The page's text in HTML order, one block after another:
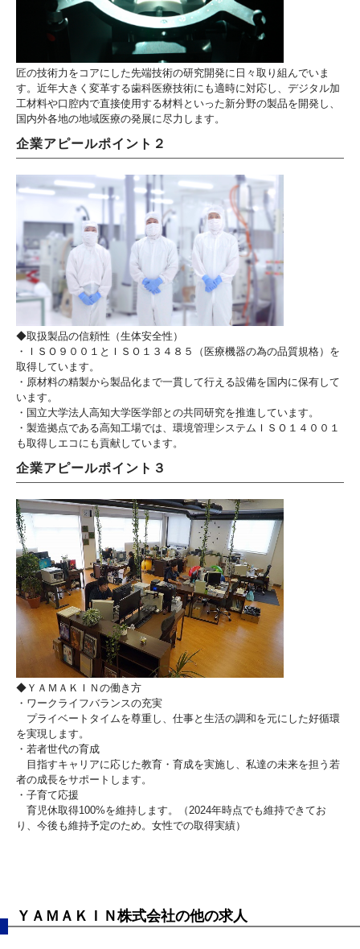
匠の技術力をコアにした先端技術の研究開発に日々取り組んでいま
す。近年大きく変革する歯科医療技術にも適時に対応し、デジタル加
工材料や口腔内で直接使用する材料といった新分野の製品を開発し、
国内外各地の地域医療の発展に尽力します。
企業アピールポイント２
◆取扱製品の信頼性（生体安全性）
・ＩＳＯ９００１とＩＳＯ１３４８５（医療機器の為の品質規格）を
取得しています。
・原材料の精製から製品化まで一貫して行える設備を国内に保有して
います。
・国立大学法人高知大学医学部との共同研究を推進しています。
・製造拠点である高知工場では、環境管理システムＩＳＯ１４００１
も取得しエコにも貢献しています。
企業アピールポイント３
◆ＹＡＭＡＫＩＮの働き方
・ワークライフバランスの充実
プライベートタイムを尊重し、仕事と生活の調和を元にした好循環
を実現します。
・若者世代の育成
目指すキャリアに応じた教育・育成を実施し、私達の未来を担う若
者の成長をサポートします。
・子育て応援
育児休取得100%を維持します。（2024年時点でも維持できてお
り、今後も維持予定のため。女性での取得実績）
ＹＡＭＡＫＩＮ株式会社の他の求人